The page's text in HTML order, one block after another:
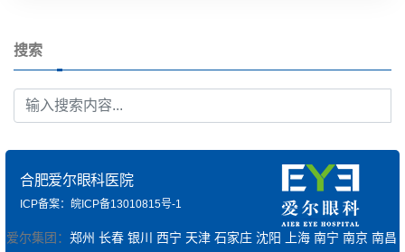
搜索
合肥爱尔眼科医院
ICP备案：皖ICP备13010815号-1
爱尔集团： 郑州 长春 银川 西宁 天津 石家庄 沈阳 上海 南宁 南京 南昌